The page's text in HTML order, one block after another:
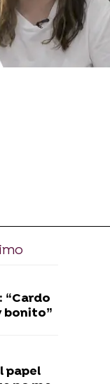
“Cardo
bonito”
papel